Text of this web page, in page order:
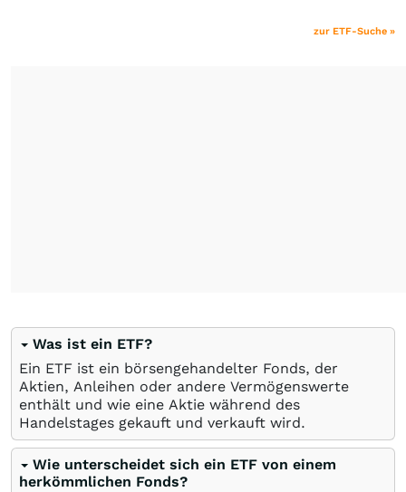
zur ETF-Suche »
Was ist ein ETF?
Ein ETF ist ein börsengehandelter Fonds, der
Aktien, Anleihen oder andere Vermögenswerte
enthält und wie eine Aktie während des
Handelstages gekauft und verkauft wird.
Wie unterscheidet sich ein ETF von einem
herkömmlichen Fonds?